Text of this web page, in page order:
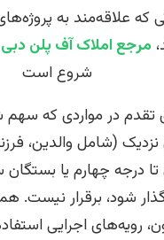
که علاقه‌مند به
مرجع املاک آف پلن دبی
شروع است
تقدم در مواردی که سهم
(شامل والدین،
درجه چهارم یا بستگان
رویه‌های اجرایی